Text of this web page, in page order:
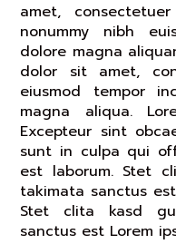
amet,
nonummy nibh
dolore magna
dolor sit amet,
eiusmod tempor
magna aliqua.
Excepteur sint
sunt in culpa qui
est laborum. Stet
takimata sanctus
Stet clita kasd
sanctus est Lorem